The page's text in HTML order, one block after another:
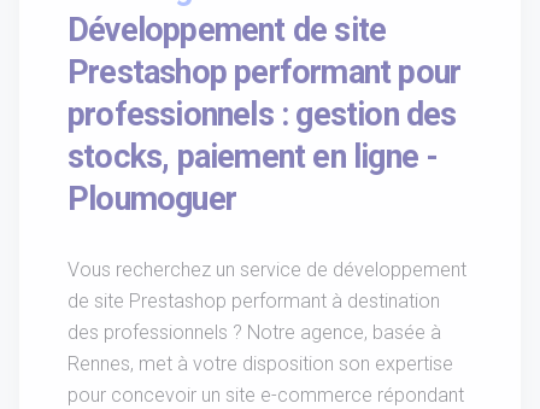
Développement de site
Prestashop performant pour
professionnels : gestion des
stocks, paiement en ligne -
Ploumoguer
Vous recherchez un service de développement
de site Prestashop performant à destination
des professionnels ? Notre agence, basée à
Rennes, met à votre disposition son expertise
pour concevoir un site e-commerce répondant